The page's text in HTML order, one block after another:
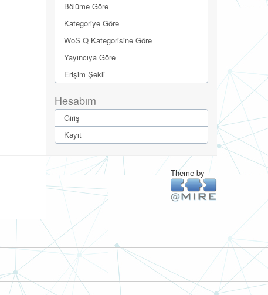
Bölüme Göre
Kategoriye Göre
WoS Q Kategorisine Göre
Yayıncıya Göre
Erişim Şekli
Hesabım
Giriş
Kayıt
Theme by